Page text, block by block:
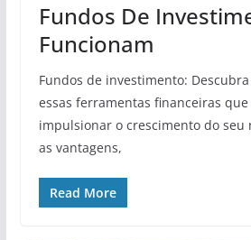
Fundos De
Funcionam
Fundos de investimento:
essas ferramentas financeiras
impulsionar o crescimento do seu
as vantagens,
Read More